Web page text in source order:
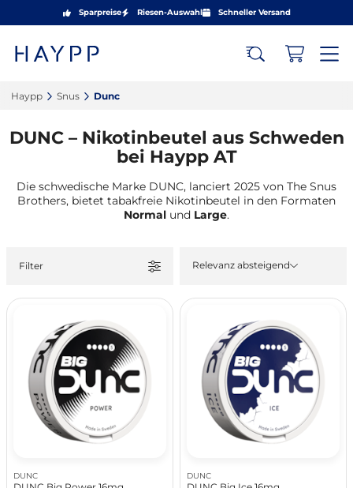
Sparpreise Riesen-Auswahl Schneller Versand
Haypp‎ Snus‎ Dunc‎
DUNC – Nikotinbeutel aus Schweden
bei Haypp AT
Die schwedische Marke DUNC, lanciert 2025 von The Snus
Brothers, bietet tabakfreie Nikotinbeutel in den Formaten
Normal und Large.
Filter Relevanz absteigend
DUNC DUNC